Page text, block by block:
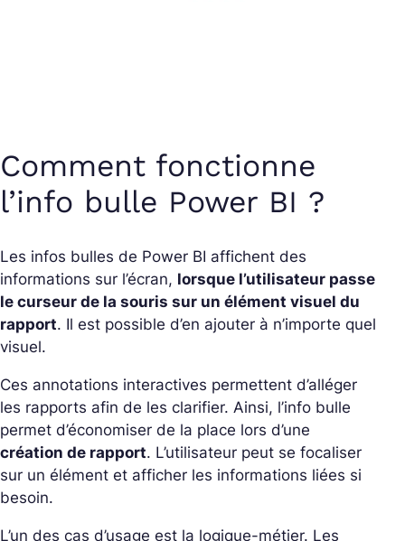
Comment fonctionne
l’info bulle Power BI ?
Les infos bulles de Power BI affichent des
informations sur l’écran, lorsque l’utilisateur passe
le curseur de la souris sur un élément visuel du
rapport. Il est possible d’en ajouter à n’importe quel
visuel.
Ces annotations interactives permettent d’alléger
les rapports afin de les clarifier. Ainsi, l’info bulle
permet d’économiser de la place lors d’une
création de rapport. L’utilisateur peut se focaliser
sur un élément et afficher les informations liées si
besoin.
L’un des cas d’usage est la logique-métier. Les